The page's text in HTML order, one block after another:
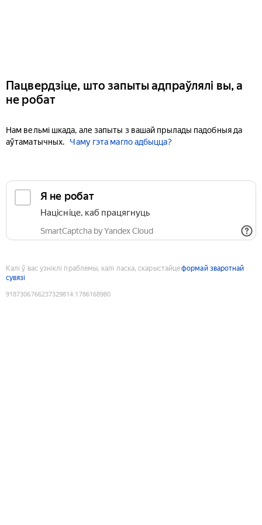
Пацвердзіце, што запыты адпраўлялі вы, а
не робат
Нам вельмі шкада, але запыты з вашай прылады падобныя да
аўтаматычных.
Чаму гэта магло адбыцца?
Я не робат
Націсніце, каб працягнуць
SmartCaptcha by Yandex Cloud
Калі ў вас узніклі праблемы, калі ласка, скарыстайцеформай зваротнай
сувязі
9187306766237329814:1786168980